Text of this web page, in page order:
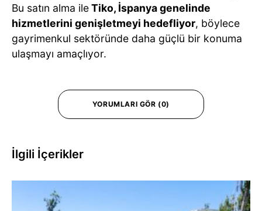
Bu satın alma ileTiko, İspanya genelinde
hizmetlerini genişletmeyi hedefliyor, böylece
gayrimenkul sektöründe daha güçlü bir konuma
ulaşmayı amaçlıyor.
YORUMLARI GÖR (0)
İlgili İçerikler